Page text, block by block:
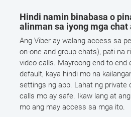
Hindi namin binabasa o
alinman sa iyong mga chat
Ang Viber ay walang access sa
on-one and group chats), pati na
video calls. Mayroong end-to-end
default, kaya hindi mo na
settings ng app. Lahat ng private
calls mo ay safe. Ikaw lang at
mo ang may access sa mga ito.